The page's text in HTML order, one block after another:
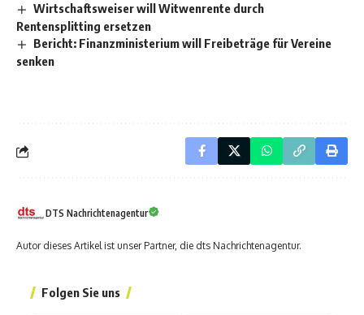
Wirtschaftsweiser will Witwenrente durch
Rentensplitting ersetzen
Bericht: Finanzministerium will Freibeträge für Vereine
senken
DTS Nachrichtenagentur
Autor dieses Artikel ist unser Partner, die dts Nachrichtenagentur.
Folgen Sie uns